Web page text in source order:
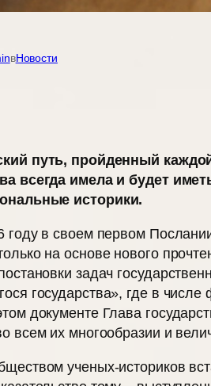
вНовости
путь, пройденный
всегда имела и будет
историки.
году в своем первом
на основе нового
задач
государства», где в
документе Глава
всем их многообразии и
ученых-историков